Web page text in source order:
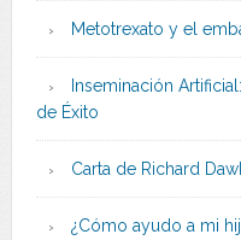
Metotrexato y el
Inseminación
de Éxito
Carta de Richard
¿Cómo ayudo a mi